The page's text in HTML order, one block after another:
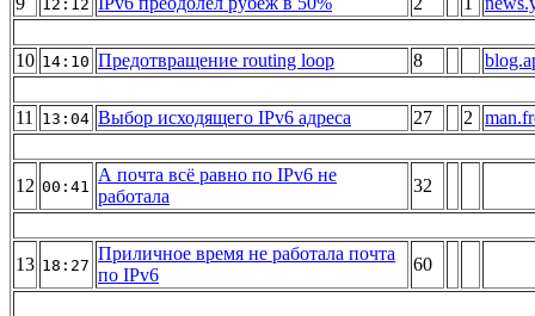
12:12
10 14:10 Предотвращение routing loop 8
11 13:04 Выбор исходящего IPv6 адреса 27 2
12 00:41
А почта всё равно по IPv6 не
работала
32
13 18:27
Приличное время не работала почта
по IPv6
60